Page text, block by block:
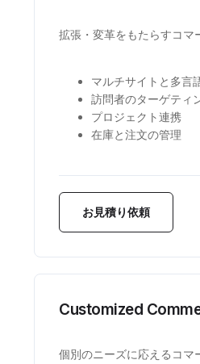
拡張・変革をもたらすコマ
マルチサイトと多言
訪問者のターゲティ
プロジェクト連携
在庫と注文の管理
お見積り依頼
Customized
個別のニーズに応えるコマ